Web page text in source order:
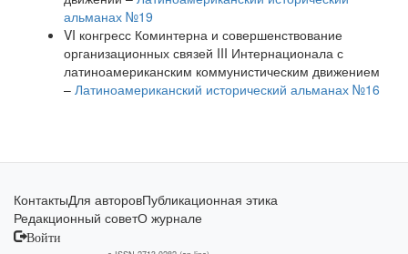
альманах №19
VI конгресс Коминтерна и совершенствование
организационных связей III Интернационала с
латиноамериканским коммунистическим движением
– Латиноамериканский исторический альманах №16
КонтактыДля авторовПубликационная этика
Редакционный советО журнале
Войти